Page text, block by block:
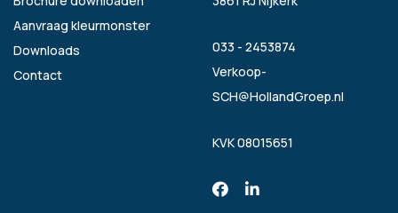
Aanvraag kleurmonster
Downloads
Contact
033 - 2453874
Verkoop-
SCH@HollandGroep.nl
KVK 08015651